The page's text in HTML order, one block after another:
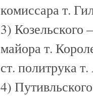
комиссара т.
3) Козельского
майора т.
ст. политрука
4)